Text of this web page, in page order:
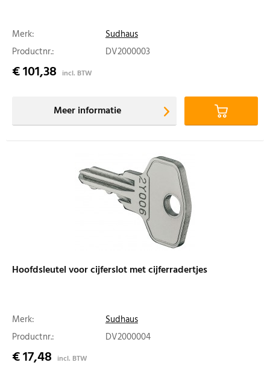
Merk:
Sudhaus
Productnr.:
DV2000003
€ 101,38 incl. BTW
Meer informatie
Hoofdsleutel voor cijferslot met cijferradertjes
Merk:
Sudhaus
Productnr.:
DV2000004
€ 17,48 incl. BTW